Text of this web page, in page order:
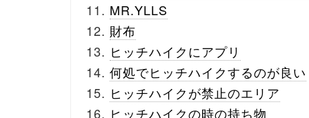
MR.YLLS
財布
ヒッチハイクにアプリ
何処でヒッチハイクするのが良い
ヒッチハイクが禁止のエリア
ヒッチハイクの時の持ち物